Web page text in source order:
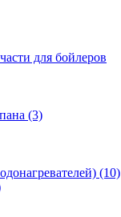
для бойлеров
(3)
(10)